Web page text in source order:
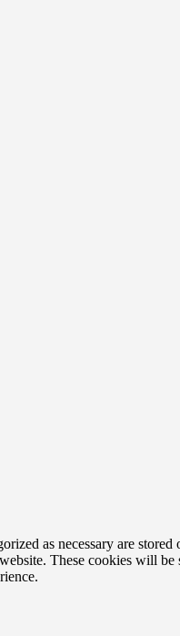
as necessary are
These cookies will